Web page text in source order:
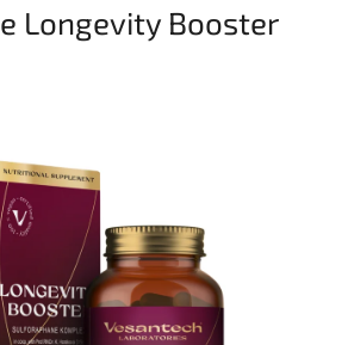
Longevity Booster